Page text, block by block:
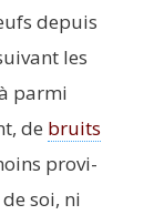
depuis
les
par­mi
de bruits
pro­vi­
soi, ni